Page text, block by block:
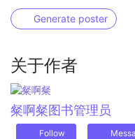
Generate poster
关于作者
粲啊粲图书管理员
Follow